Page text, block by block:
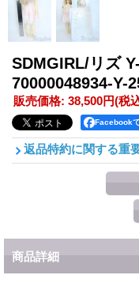
SDMGIRL/リズ
70000048934-Y-
販売価格: 38,500円(税
Facebook
返品特約に関する重
商品詳細